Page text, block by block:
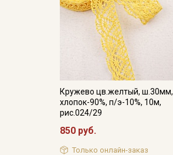
Кружево цв.желтый, ш.30мм,
хлопок-90%, п/э-10%, 10м,
рис.024/29
850 руб.
Только онлайн-заказ